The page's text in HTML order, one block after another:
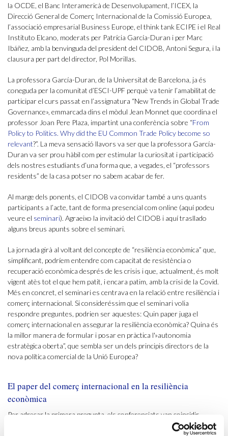
la OCDE, el Banc Interamericà de Desenvolupament, l’ICEX, la
Direcció General de Comerç Internacional de la Comissió Europea,
l’associació empresarial Business Europe, el think tank ECIPE i el Real
Instituto Elcano, moderats per Patrícia García-Duran i per Marc
Ibáñez, amb la benvinguda del president del CIDOB, Antoni Segura, i la
clausura per part del director, Pol Morillas.
La professora García-Duran, de la Universitat de Barcelona, ja és
coneguda per la comunitat d’ESCI-UPF perquè va tenir l’amabilitat de
participar el curs passat en l’assignatura “New Trends in Global Trade
Governance», emmarcada dins el mòdul Jean Monnet que coordina el
professor Joan Pere Plaza, impartint una conferència sobre “From
Policy to Politics. Why did the EU Common Trade Policy become so
relevant?”. La meva sensació llavors va ser que la professora García-
Duran va ser prou hàbil com per estimular la curiositat i participació
dels nostres estudiants d’una forma que, a vegades, el “professors
residents” de la casa potser no sabem acabar de fer.
Al marge dels ponents, el CIDOB va convidar també a uns quants
participants a l’acte, tant de forma presencial com online (aquí podeu
veure el seminari). Agraeixo la invitació del CIDOB i aquí trasllado
alguns breus apunts sobre el seminari.
La jornada girà al voltant del concepte de “resiliència econòmica” que,
simplificant, podríem entendre com capacitat de resistència o
recuperació econòmica després de les crisis i que, actualment, és molt
vigent atès tot el que hem patit, i encara patim, amb la crisi de la Covid.
Més en concret, el seminari es centrava en la relació entre resiliència i
comerç internacional. Si consideréssim que el seminari volia
respondre preguntes, podrien ser aquestes: Quin paper juga el
comerç internacional en assegurar la resiliència econòmica? Quina és
la millor manera de formular i posar en pràctica l'»autonomia
estratègica oberta”, que sembla ser un dels principis directors de la
nova política comercial de la Unió Europea?
El paper del comerç internacional en la resiliència
econòmica
Per adreçar la primera pregunta, els conferenciats van coincidir,
primer, en diagnosticar les principals amenaces a les quals la